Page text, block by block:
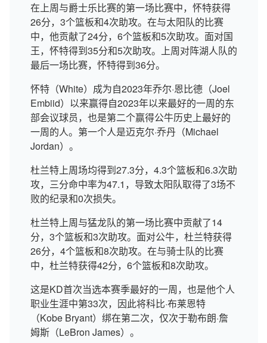
在上周与爵士乐比赛的第一场比赛中，怀特获得
26分，3个篮板和4次助攻。在与太阳队的比赛
中，他贡献了24分，6个篮板和5次助攻。面对国
王，怀特得到35分和5次助攻。上周对阵湖人队的
最后一场比赛，怀特得到36分。
怀特（White）成为自2023年乔尔·恩比德（Joel
Embiid）以来赢得自2023年以来最好的一周的东
部会议球员，也是第二个赢得公牛历史上最好的
一周的人。第一个人是迈克尔·乔丹（Michael
Jordan）。
杜兰特上周场均得到27.3分，4.3个篮板和6.3次助
攻，三分命中率为47.1，导致太阳队取得了3场不
败的纪录和0次损失。
杜兰特上周与猛龙队的第一场比赛中贡献了14
分，3个篮板和3次助攻。面对公牛，杜兰特获得
26分，4个篮板和8次助攻。在与骑士队的比赛
中，杜兰特获得42分，6个篮板和8次助攻。
这是KD首次当选本赛季最好的一周，也是他个人
职业生涯中第33次，因此将科比·布莱恩特
（Kobe Bryant）绑在第二次，仅次于勒布朗·詹
姆斯（LeBron James）。